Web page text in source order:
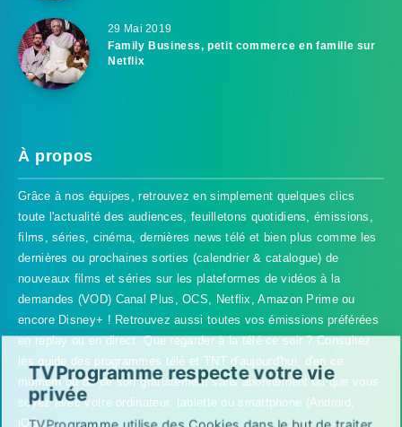
29 Mai 2019
Family Business, petit commerce en famille sur
Netflix
À propos
Grâce à nos équipes, retrouvez en simplement quelques clics
toute l'actualité des audiences, feuilletons quotidiens, émissions,
films, séries, cinéma, dernières news télé et bien plus comme les
dernières ou prochaines sorties (calendrier & catalogue) de
nouveaux films et séries sur les plateformes de vidéos à la
demandes (VOD) Canal Plus, OCS, Netflix, Amazon Prime ou
encore Disney+ ! Retrouvez aussi toutes vos émissions préférées
en replay ou en direct. Que regarder à la télé ce soir ? Consultez
les guide des programmes télé et TNT d'aujourd'hui, d'en ce
moment ou de ce soir gratuitement sans abonnement où que vous
soyez avec votre ordinateur, tablette ou smartphone (Android,
iOS...).
TVProgramme respecte votre vie
privée